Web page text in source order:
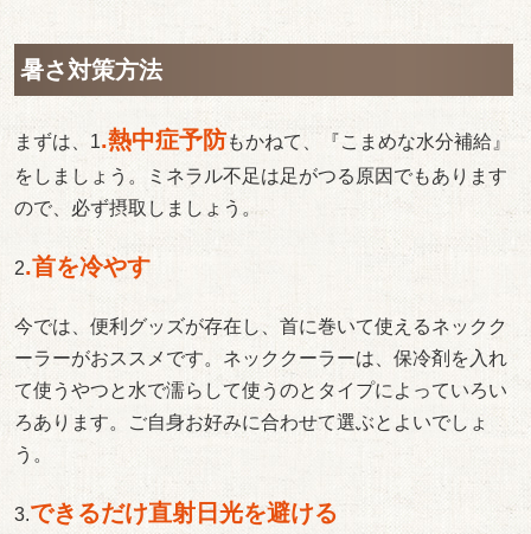
暑さ対策方法
まずは、1.熱中症予防もかねて、『こまめな水分補給』
をしましょう。ミネラル不足は足がつる原因でもあります
ので、必ず摂取しましょう。
2.首を冷やす
今では、便利グッズが存在し、首に巻いて使えるネックク
ーラーがおススメです。ネッククーラーは、保冷剤を入れ
て使うやつと水で濡らして使うのとタイプによっていろい
ろあります。ご自身お好みに合わせて選ぶとよいでしょ
う。
3.できるだけ直射日光を避ける